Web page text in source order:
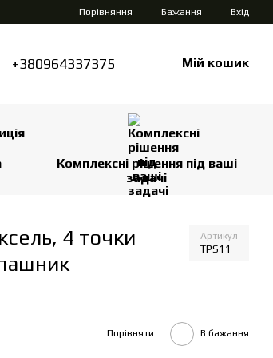
Порівняння Бажання Вхід
+380964337375 Мій кошик
Комплексні рішення під ваші
задачі
4 точки
Артикул
TPS11
Порівняти В бажання